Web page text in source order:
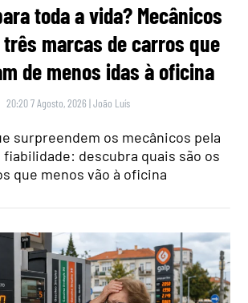
toda a vida? Mecânicos
marcas de carros que
de menos idas à oficina
20:20 7 Agosto, 2026 |João Luís
surpreendem os mecânicos pela
descubra quais são os
que menos vão à oficina